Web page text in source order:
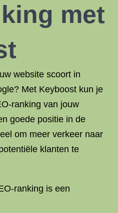
met
website scoort in
Met Keyboost kun je
ranking van jouw
goede positie in de
om meer verkeer naar
klanten te
ranking is een